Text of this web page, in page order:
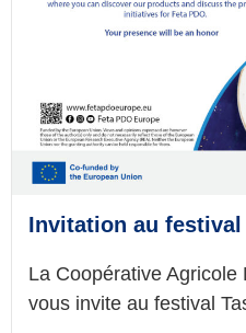
Invitation au festival
La Coopérative
vous invite au festival